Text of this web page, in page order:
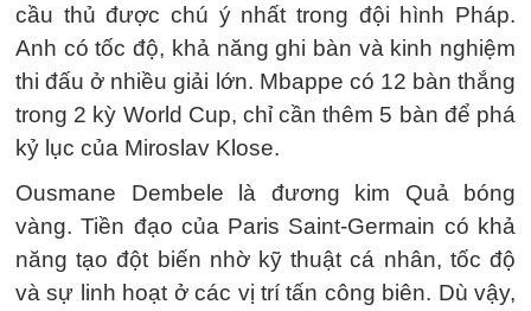
cầu thủ được chú ý nhất trong đội hình Pháp.
Anh có tốc độ, khả năng ghi bàn và kinh nghiệm
thi đấu ở nhiều giải lớn. Mbappe có 12 bàn thắng
trong 2 kỳ World Cup, chỉ cần thêm 5 bàn để phá
kỷ lục của Miroslav Klose.
Ousmane Dembele là đương kim Quả bóng
vàng. Tiền đạo của Paris Saint-Germain có khả
năng tạo đột biến nhờ kỹ thuật cá nhân, tốc độ
và sự linh hoạt ở các vị trí tấn công biên. Dù vậy,